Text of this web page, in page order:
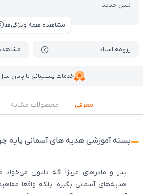
نسل جدید
مشاهده همه ویژگی‌ها
رزومه استاد
خدمات پشتیبانی تا پایان
معرفی محصولات مشابه
بسته آموزشی هدیه های آسمانی پایه
پدر و مادرهای عزیز! اگه دلتون
هدیه‌های آسمانی بگیره، بلکه واقعا